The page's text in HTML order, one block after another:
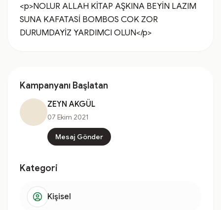
<p>NOLUR ALLAH KİTAP AŞKINA BEYİN LAZIM
SUNA KAFATASİ BOMBOS COK ZOR
DURUMDAYİZ YARDIMCI OLUN</p>
Kampanyanı Başlatan
ZEYN AKGÜL
07 Ekim 2021
Mesaj Gönder
Kategori
Kişisel